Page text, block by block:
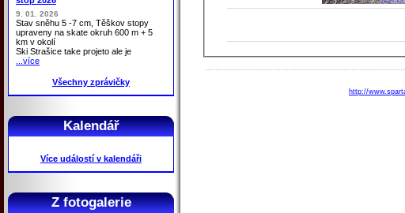
9. 01. 2026
Stav sněhu 5 -7 cm, Těškov stopy
upraveny na skate okruh 600 m + 5
km v okolí
Ski Strašice take projeto ale je
...více
Všechny zprávičky
Kalendář
Více událostí v kalendáři
Z fotogalerie
http://